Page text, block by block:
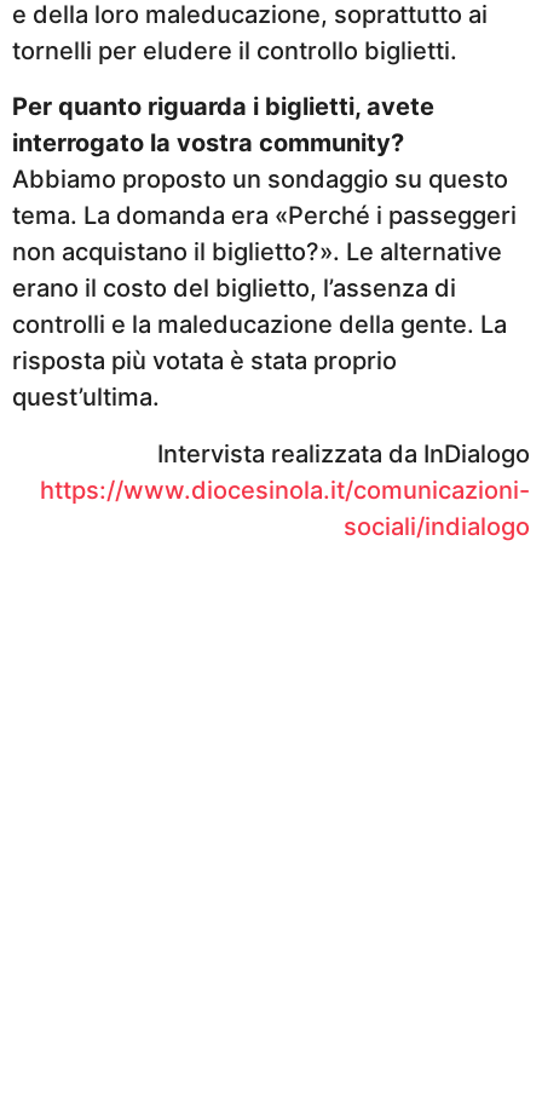
e della loro maleducazione, soprattutto ai
tornelli per eludere il controllo biglietti.
Per quanto riguarda i biglietti, avete
interrogato la vostra community?
Abbiamo proposto un sondaggio su questo
tema. La domanda era «Perché i passeggeri
non acquistano il biglietto?». Le alternative
erano il costo del biglietto, l’assenza di
controlli e la maleducazione della gente. La
risposta più votata è stata proprio
quest’ultima.
Intervista realizzata da InDialogo
https://www.diocesinola.it/comunicazioni-
sociali/indialogo